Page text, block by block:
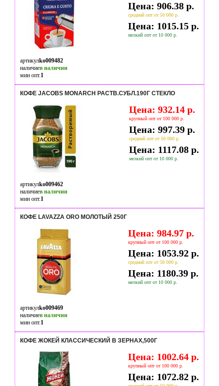
Цена: 906.38 р.
средний опт от 50 000 р.
Цена: 1015.15 р.
мелкий опт от 10 000 р.
артикулko009482
наличиев наличии
мин опт.1
КОФЕ JACOBS MONARCH РАСТВ.СУБЛ.190Г СТЕКЛО
Цена: 932.14 р.
крупный опт от 100 000 р.
Цена: 997.39 р.
средний опт от 50 000 р.
Цена: 1117.08 р.
мелкий опт от 10 000 р.
артикулko009462
наличиев наличии
мин опт.1
КОФЕ LAVAZZA ORO МОЛОТЫЙ 250Г
Цена: 984.97 р.
крупный опт от 100 000 р.
Цена: 1053.92 р.
средний опт от 50 000 р.
Цена: 1180.39 р.
мелкий опт от 10 000 р.
артикулko009469
наличиев наличии
мин опт.1
КОФЕ ЖОКЕЙ КЛАССИЧЕСКИЙ В ЗЕРНАХ,500Г
Цена: 1002.64 р.
крупный опт от 100 000 р.
Цена: 1072.82 р.